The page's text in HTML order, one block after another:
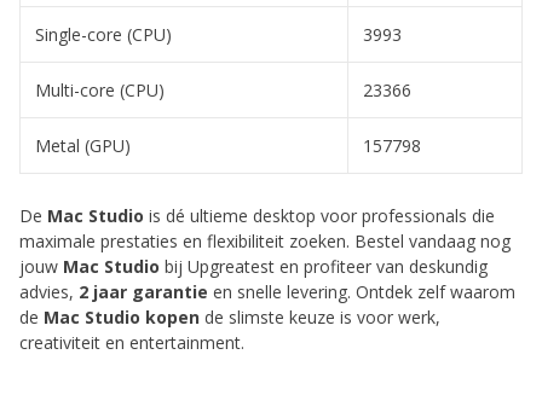
Single-core (CPU) 3993
Multi-core (CPU) 23366
Metal (GPU) 157798
De Mac Studio is dé ultieme desktop voor professionals die
maximale prestaties en flexibiliteit zoeken. Bestel vandaag nog
jouw Mac Studio bij Upgreatest en profiteer van deskundig
advies, 2 jaar garantie en snelle levering. Ontdek zelf waarom
de Mac Studio kopen de slimste keuze is voor werk,
creativiteit en entertainment.